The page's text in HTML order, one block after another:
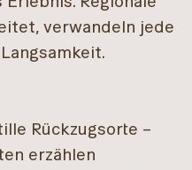
verwandeln jede
Rückzugsorte –
erzählen